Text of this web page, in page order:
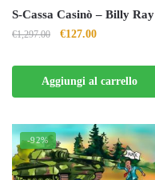
S-Cassa Casinò – Billy Ray
€1,297.00
Il
originale
era:
€127.00Il
attuale
è:
Aggiungi al carrello
-92%